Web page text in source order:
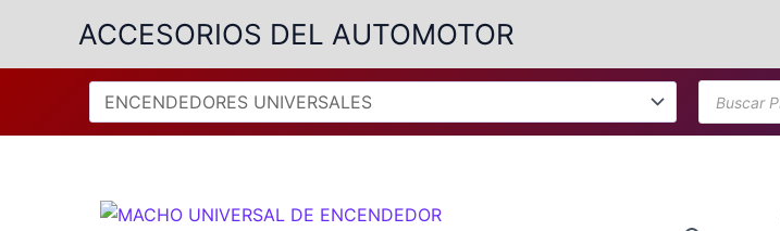
contenido
ACCESORIOS DEL AUTOMOTOR
Búsqueda
de
productos